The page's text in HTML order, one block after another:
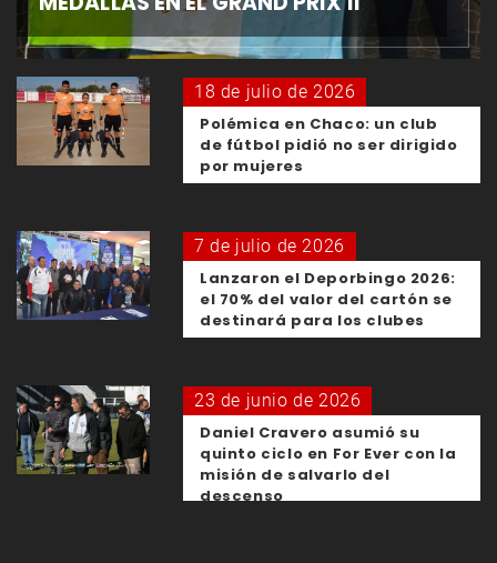
18 de julio de 2026
Polémica en Chaco: un club
de fútbol pidió no ser dirigido
por mujeres
7 de julio de 2026
Lanzaron el Deporbingo 2026:
el 70% del valor del cartón se
destinará para los clubes
23 de junio de 2026
Daniel Cravero asumió su
quinto ciclo en For Ever con la
misión de salvarlo del
descenso